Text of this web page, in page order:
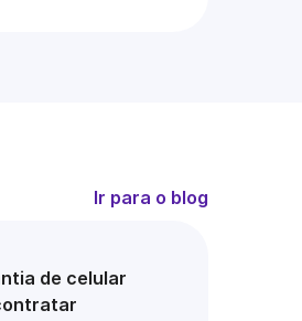
Ir para o blog
de celular